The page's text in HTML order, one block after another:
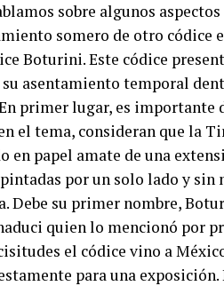
sobre algunos
somero de otro códice
Boturini. Este códice
asentamiento temporal
primer lugar, es importante
el tema, consideran que la
en papel amate de una
por un solo lado y sin
Debe su primer nombre,
quien lo mencionó por
el códice vino a
para una exposición.